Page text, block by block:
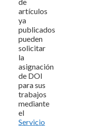
artículos
ya
publicados
pueden
solicitar
la
asignación
de DOI
para sus
trabajos
mediante
el
Servicio